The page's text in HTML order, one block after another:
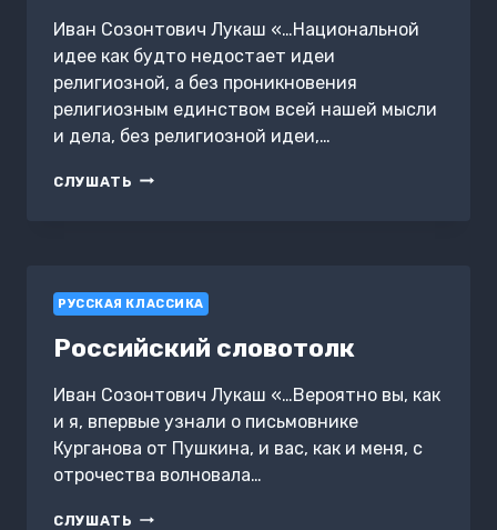
Иван Созонтович Лукаш «…Национальной
идее как будто недостает идеи
религиозной, а без проникновения
религиозным единством всей нашей мысли
и дела, без религиозной идеи,…
СЛУШАТЬ РУССКАЯ
РУССКАЯ КЛАССИКА
Российский словотолк
Иван Созонтович Лукаш «…Вероятно вы, как
и я, впервые узнали о письмовнике
Курганова от Пушкина, и вас, как и меня, с
отрочества волновала…
СЛУШАТЬ РОССИЙСКИЙ